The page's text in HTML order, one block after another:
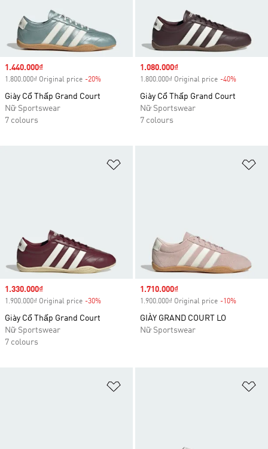
Sale price
1.440.000₫
1.800.000₫ Original price -20%
Giày Cổ Thấp Grand Court
Nữ Sportswear
7 colours
Sale price
1.080.000₫
1.800.000₫ Original price -40%
Giày Cổ Thấp Grand Court
Nữ Sportswear
7 colours
Sale price
1.330.000₫
1.900.000₫ Original price -30%
Giày Cổ Thấp Grand Court
Nữ Sportswear
7 colours
Sale price
1.710.000₫
1.900.000₫ Original price -10%
GIÀY GRAND COURT LO
Nữ Sportswear